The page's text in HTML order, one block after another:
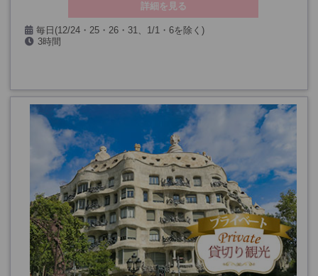
詳細を見る
毎日(12/24・25・26・31、1/1・6を除く)
3時間